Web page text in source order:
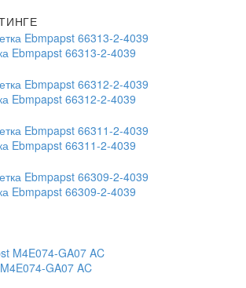
Ebmpapst 66313-2-4039
Ebmpapst 66312-2-4039
Ebmpapst 66311-2-4039
Ebmpapst 66309-2-4039
GA07 AC